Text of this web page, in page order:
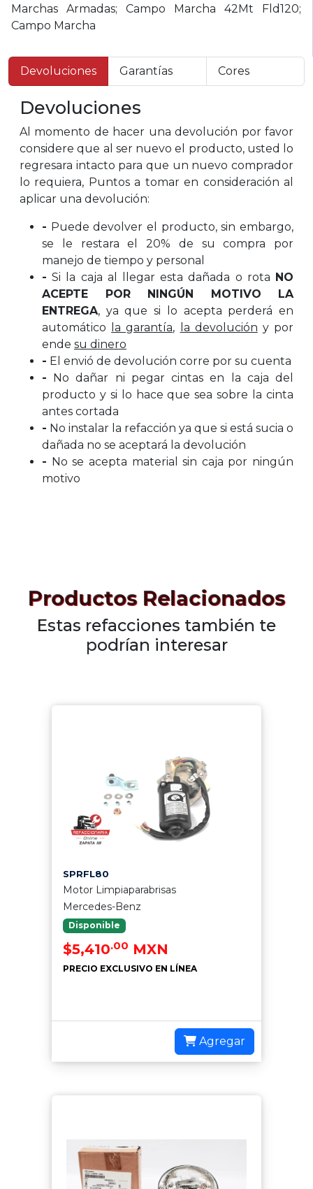
Marchas Armadas; Campo Marcha 42Mt Fld120;
Campo Marcha
Devoluciones Garantías Cores
Devoluciones
Al momento de hacer una devolución por favor
considere que al ser nuevo el producto, usted lo
regresara intacto para que un nuevo comprador
lo requiera, Puntos a tomar en consideración al
aplicar una devolución:
- Puede devolver el producto, sin embargo,
se le restara el 20% de su compra por
manejo de tiempo y personal
- Si la caja al llegar esta dañada o rota NO
ACEPTE POR NINGÚN MOTIVO LA
ENTREGA, ya que si lo acepta perderá en
automático
la garantía, la devolución y por
ende su dinero
- El envió de devolución corre por su cuenta
- No dañar ni pegar cintas en la caja del
producto y si lo hace que sea sobre la cinta
antes cortada
- No instalar la refacción ya que si está sucia o
dañada no se aceptará la devolución
- No se acepta material sin caja por ningún
motivo
Productos Relacionados
Estas refacciones también te
podrían interesar
SPRFL80
Motor Limpiaparabrisas
Mercedes-Benz
Disponible
$5,410.00 MXN
PRECIO EXCLUSIVO EN LÍNEA
Agregar